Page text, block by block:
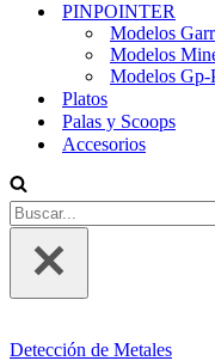
PINPOINTER
Modelos
Modelos
Modelos Gp-
Platos
Palas y Scoops
Accesorios
Buscar...
Detección de Metales